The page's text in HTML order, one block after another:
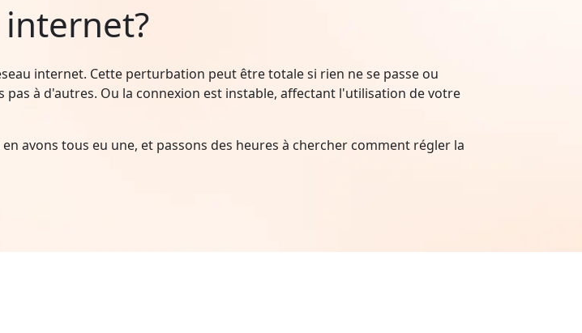
internet. Cette perturbation peut être totale si rien ne se passe ou
à d'autres. Ou la connexion est instable, affectant l'utilisation de votre
avons tous eu une, et passons des heures à chercher comment régler la